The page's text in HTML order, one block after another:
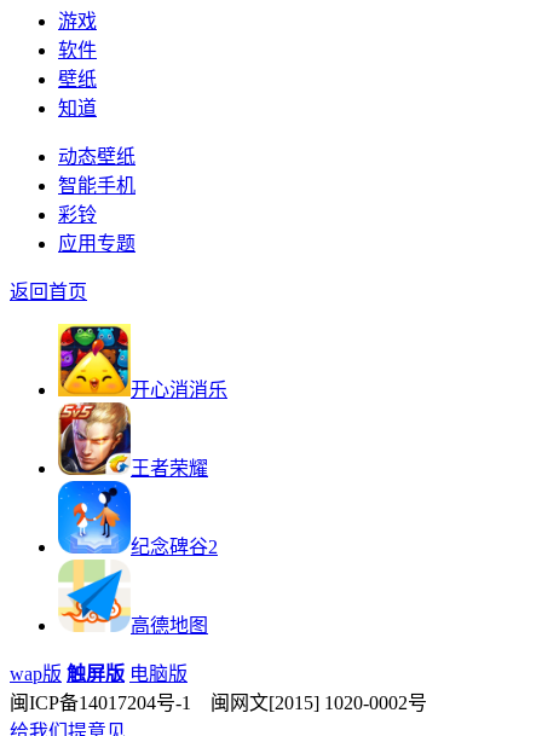
游戏
软件
壁纸
知道
动态壁纸
智能手机
彩铃
应用专题
返回首页
开心消消乐
王者荣耀
纪念碑谷2
高德地图
wap版 触屏版 电脑版
闽ICP备14017204号-1 闽网文[2015] 1020-0002号
给我们提意见